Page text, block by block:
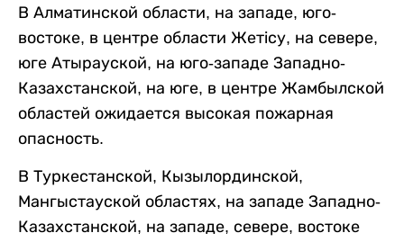
В Алматинской области, на западе, юго-
востоке, в центре области Жетісу, на севере,
юге Атырауской, на юго-западе Западно-
Казахстанской, на юге, в центре Жамбылской
областей ожидается высокая пожарная
опасность.
В Туркестанской, Кызылординской,
Мангыстауской областях, на западе Западно-
Казахстанской, на западе, севере, востоке